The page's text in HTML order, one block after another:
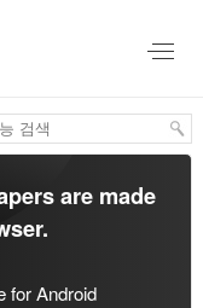
are made
.
for Android